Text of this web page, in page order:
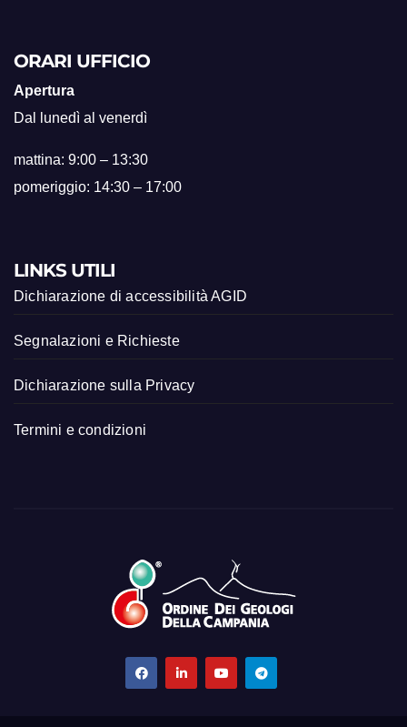
ORARI UFFICIO
Apertura
Dal lunedì al venerdì
mattina: 9:00 – 13:30
pomeriggio: 14:30 – 17:00
LINKS UTILI
Dichiarazione di accessibilità AGID
Segnalazioni e Richieste
Dichiarazione sulla Privacy
Termini e condizioni